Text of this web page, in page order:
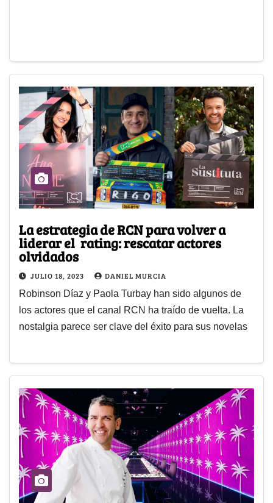
La estrategia de RCN para volver a
liderar el rating: rescatar actores
olvidados
JULIO 18, 2023 DANIEL MURCIA
Robinson Díaz y Paola Turbay han sido algunos de
los actores que el canal RCN ha traído de vuelta. La
nostalgia parece ser clave del éxito para sus novelas